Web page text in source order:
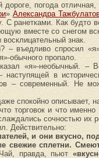
погода
» Александра
С ранетками. Как будто
вместе со снегом
знак.
– въедливо спросил
обычного пропало.
«я»-необычный. –
наступящей в
– современный. Не
спокойно описывает,
торговок и что
сочностью их
Действительно:
и они вкусно,
свежие сплетни.
правда, пьют